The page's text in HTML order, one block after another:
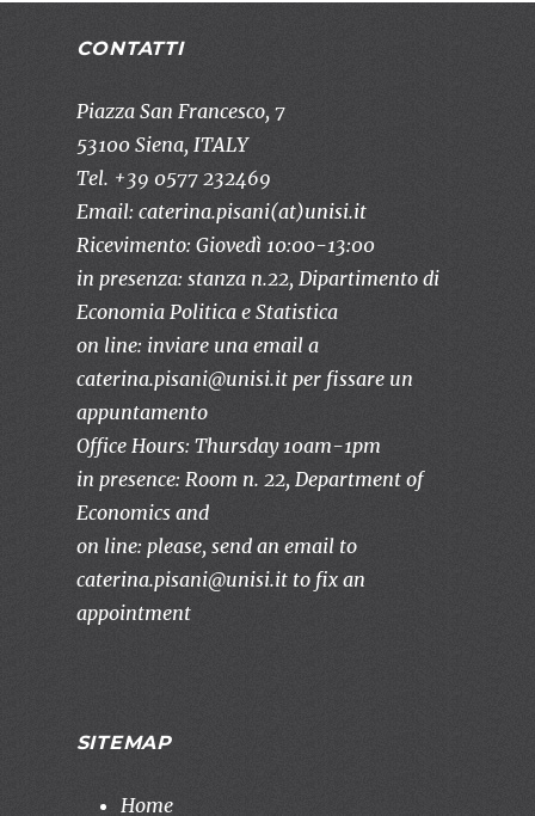
CONTATTI
Piazza San Francesco, 7
53100 Siena, ITALY
Tel. +39 0577 232469
Email: caterina.pisani(at)unisi.it
Ricevimento: Giovedì 10:00-13:00
in presenza: stanza n.22, Dipartimento di
Economia Politica e Statistica
on line: inviare una email a
caterina.pisani@unisi.it per fissare un
appuntamento
Office Hours: Thursday 10am-1pm
in presence: Room n. 22, Department of
Economics and
on line: please, send an email to
caterina.pisani@unisi.it to fix an
appointment
SITEMAP
Home